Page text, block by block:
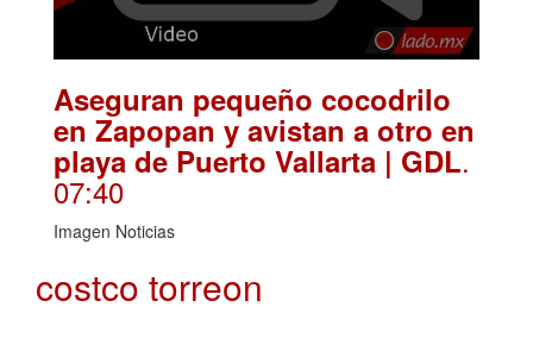
Aseguran pequeño cocodrilo
en Zapopan y avistan a otro en
playa de Puerto Vallarta | GDL.
07:40
Imagen Noticias
costco torreon